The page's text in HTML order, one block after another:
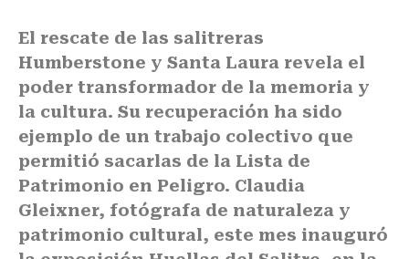
El rescate de las salitreras
Humberstone y Santa Laura revela el
poder transformador de la memoria y
la cultura. Su recuperación ha sido
ejemplo de un trabajo colectivo que
permitió sacarlas de la Lista de
Patrimonio en Peligro. Claudia
Gleixner, fotógrafa de naturaleza y
patrimonio cultural, este mes inauguró